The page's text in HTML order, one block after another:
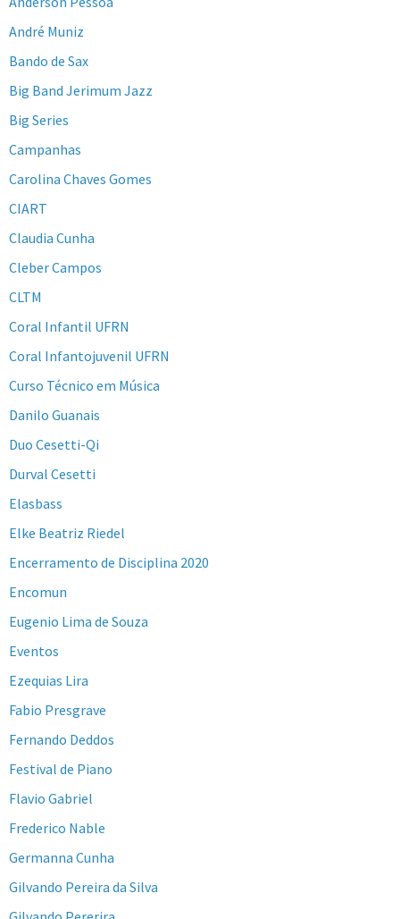
André Muniz
Bando de Sax
Big Band Jerimum Jazz
Big Series
Campanhas
Carolina Chaves Gomes
CIART
Claudia Cunha
Cleber Campos
CLTM
Coral Infantil UFRN
Coral Infantojuvenil UFRN
Curso Técnico em Música
Danilo Guanais
Duo Cesetti-Qi
Durval Cesetti
Elasbass
Elke Beatriz Riedel
Encerramento de Disciplina 2020
Encomun
Eugenio Lima de Souza
Eventos
Ezequias Lira
Fabio Presgrave
Fernando Deddos
Festival de Piano
Flavio Gabriel
Frederico Nable
Germanna Cunha
Gilvando Pereira da Silva